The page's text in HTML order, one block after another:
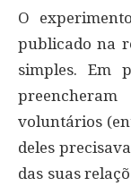
O
publicado na
simples. Em
voluntários
deles
das suas